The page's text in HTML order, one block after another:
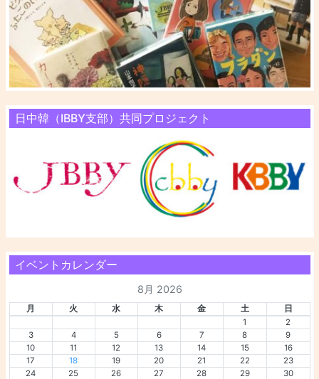
日中韓（IBBY支部）共同プロジェクト
イベントカレンダー
8月 2026
月 火 水 木 金 土
日
1
2
3
4 5 6 7 8
9
10
11 12 13 14 15
16
17
18 19 20 21 22
23
24
25 26 27 28 29
30